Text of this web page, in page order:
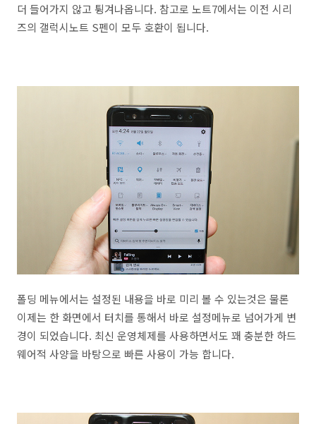
더 들어가지 않고 튕겨나옵니다. 참고로 노트7에서는 이전 시리
즈의 갤럭시노트 S펜이 모두 호환이 됩니다.
폴딩 메뉴에서는 설정된 내용을 바로 미리 볼 수 있는것은 물론
이제는 한 화면에서 터치를 통해서 바로 설정메뉴로 넘어가게 변
경이 되었습니다. 최신 운영체제를 사용하면서도 꽤 충분한 하드
웨어적 사양을 바탕으로 빠른 사용이 가능 합니다.